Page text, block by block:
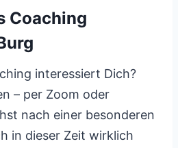
Coaching
interessiert Dich?
– per Zoom oder
nach einer besonderen
in dieser Zeit wirklich